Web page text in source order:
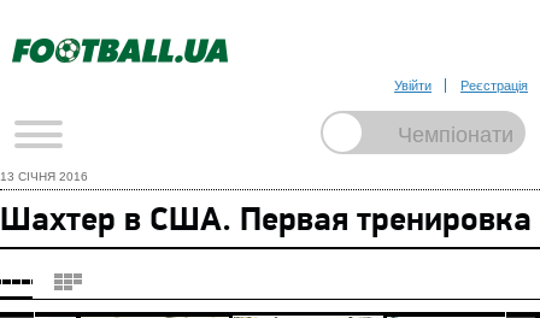
Увійти Реєстрація
13 СІЧНЯ 2016
Шахтер в США. Первая тренировка